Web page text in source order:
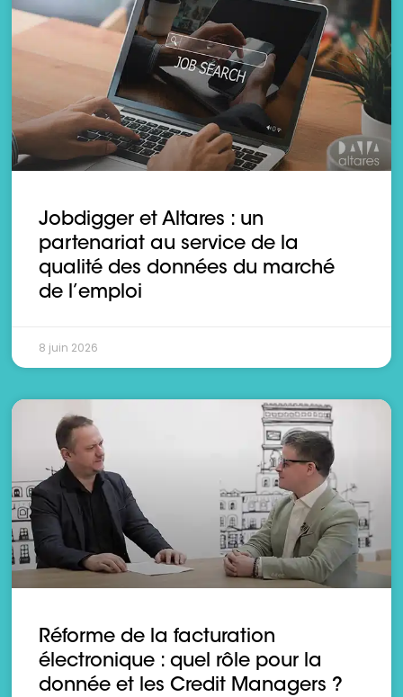
Jobdigger et Altares : un
partenariat au service de la
qualité des données du marché
de l’emploi
8 juin 2026
Réforme de la facturation
électronique : quel rôle pour la
donnée et les Credit Managers ?